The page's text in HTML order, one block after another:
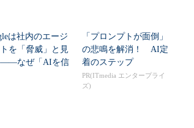
は社内のエージ
を「脅威」と見
――なぜ「AIを信
「プロンプトが面倒」
の悲鳴を解消！ AI定
着のステップ
PR(ITmedia エンタープライ
ズ)